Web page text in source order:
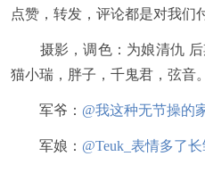
点赞，转发，评论都是对我们
摄影，调色：为娘清仇 后
猫小瑞，胖子，千鬼君，弦音。
军爷： @我这种无节操的
军娘： @Teuk_表情多了